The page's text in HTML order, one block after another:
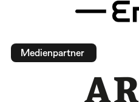
Medienpartner